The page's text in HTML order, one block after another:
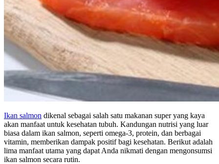
Ikan salmon dikenal sebagai salah satu makanan super yang kaya
akan manfaat untuk kesehatan tubuh. Kandungan nutrisi yang luar
biasa dalam ikan salmon, seperti omega-3, protein, dan berbagai
vitamin, memberikan dampak positif bagi kesehatan. Berikut adalah
lima manfaat utama yang dapat Anda nikmati dengan mengonsumsi
ikan salmon secara rutin.